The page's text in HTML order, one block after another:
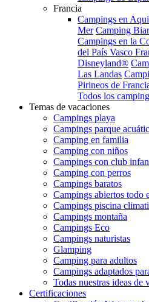
Francia
Campings en
Mer Camping
Campings en la
del País Vasco
Disneyland®
Las Landas
Pirineos de
Todos los
Temas de vacaciones
Campings playa
Campings parque
Camping en familia
Camping con niños
Campings con club
Camping con perros
Campings baratos
Campings abiertos todo
Campings piscina
Campings montaña
Campings Eco
Campings naturistas
Glamping
Camping para adultos
Campings adaptados
Todas nuestras ideas de
Certificaciones